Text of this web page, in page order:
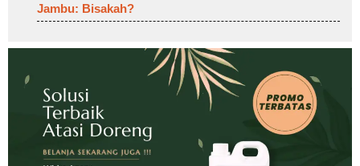
Jambu: Bisakah?